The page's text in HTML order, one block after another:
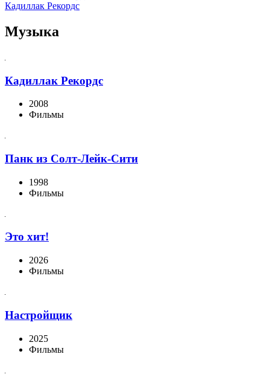
Кадиллак Рекордс
Музыка
Кадиллак Рекордс
2008
Фильмы
Панк из Солт-Лейк-Сити
1998
Фильмы
Это хит!
2026
Фильмы
Настройщик
2025
Фильмы